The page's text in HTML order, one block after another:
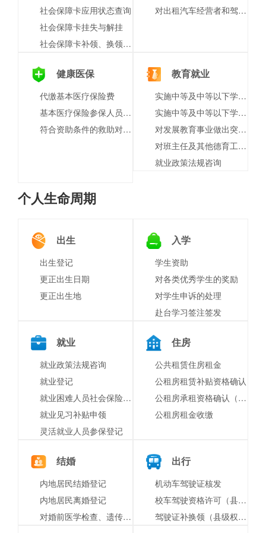
社会保障卡应用状态查询
社会保障卡挂失与解挂
社会保障卡补领、换领、换发
对出租汽车经营者和驾驶员先进事迹的表彰和奖励
健康医保
代缴基本医疗保险费
基本医疗保险参保人员享受门诊慢特病病种待遇认定
符合资助条件的救助对象参加城乡居民基本医疗保险个人缴费补贴
教育就业
实施中等及中等以下学历教育、学前教育、自学考试助学及其他文化教育的学校设立审批
实施中等及中等以下学历教育、学前教育、自学考试助学及其他文化教育的学校终止审批
对发展教育事业做出突出贡献的奖励
对班主任及其他德育工作先进集体和先进个人等表彰
就业政策法规咨询
个人生命周期
出生
出生登记
更正出生日期
更正出生地
入学
学生资助
对各类优秀学生的奖励
对学生申诉的处理
赴台学习签注签发
就业
就业政策法规咨询
就业登记
就业困难人员社会保险补贴申领
就业见习补贴申领
灵活就业人员参保登记
住房
公共租赁住房租金
公租房租赁补贴资格确认
公租房承租资格确认（县级）
公租房租金收缴
结婚
内地居民结婚登记
内地居民离婚登记
对婚前医学检查、遗传病诊断和产前诊断结果有异议的医学技术鉴定
出行
机动车驾驶证核发
校车驾驶资格许可（县级权限）
驾驶证补换领（县级权限）